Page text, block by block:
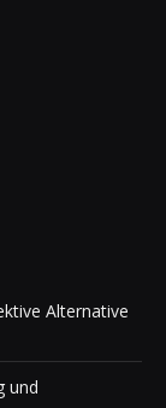
Alternative
und